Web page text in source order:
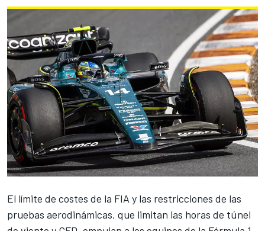
El límite de costes de la FIA y las restricciones de las
pruebas aerodinámicas, que limitan las horas de túnel